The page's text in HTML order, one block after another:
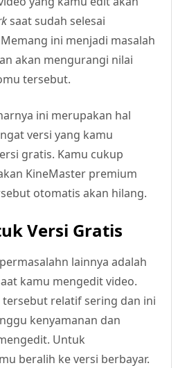
saat sudah selesai
ini menjadi masalah
akan mengurangi nilai
tersebut.
ini merupakan hal
versi yang kamu
gratis. Kamu cukup
KineMaster premium
otomatis akan hilang.
Versi Gratis
lainnya adalah
kamu mengedit video.
tersebut relatif sering dan ini
kenyamanan dan
Untuk
beralih ke versi berbayar.